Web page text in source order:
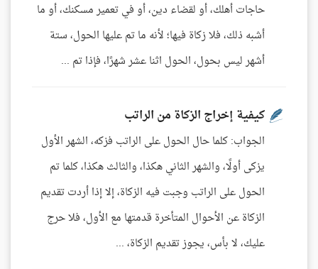
حاجات أهلك، أو لقضاء دين، أو في تعمير مسكنك، أو ما
أشبه ذلك، فلا زكاة فيها؛ لأنه ما تم عليها الحول، ستة
أشهر ليس بحول، الحول اثنا عشر شهرًا، فإذا تم ...
كيفية إخراج الزكاة من الراتب
الجواب: كلما حال الحول على الراتب فزكه، الشهر الأول
يزكى أولًا، والشهر الثاني هكذا، والثالث هكذا، كلما تم
الحول على الراتب وجبت فيه الزكاة، إلا إذا أردت تقديم
الزكاة عن الأحوال المتأخرة قدمتها مع الأول، فلا حرج
عليك، لا بأس، يجوز تقديم الزكاة، ...